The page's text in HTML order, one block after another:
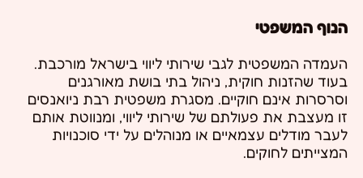
הנוף המשפטי
העמדה המשפטית לגבי שירותי ליווי בישראל מורכבת.
בעוד שהזנות חוקית, ניהול בתי בושת מאורגנים
וסרסרות אינם חוקיים. מסגרת משפטית רבת ניואנסים
זו מעצבת את פעולתם של שירותי ליווי, ומנווטת אותם
לעבר מודלים עצמאיים או מנוהלים על ידי סוכנויות
המצייתים לחוקים.